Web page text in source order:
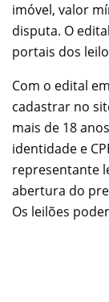
imóvel, valor
disputa. O
portais dos
Com o edital
cadastrar no
mais de 18
identidade e
representante
abertura do
Os leilões